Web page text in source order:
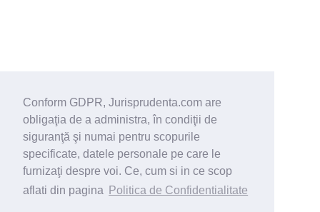
Conform GDPR, Jurisprudenta.com are
obligaţia de a administra, în condiţii de
siguranţă şi numai pentru scopurile
specificate, datele personale pe care le
furnizaţi despre voi. Ce, cum si in ce scop
aflati din pagina
Politica de Confidentialitate